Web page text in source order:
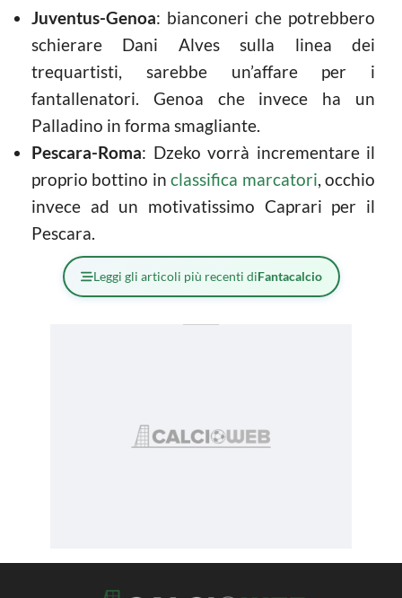
Juventus-Genoa: bianconeri che potrebbero
schierare Dani Alves sulla linea dei
trequartisti, sarebbe un’affare per i
fantallenatori. Genoa che invece ha un
Palladino in forma smagliante.
Pescara-Roma: Dzeko vorrà incrementare il
proprio bottino inclassifica marcatori, occhio
invece ad un motivatissimo Caprari per il
Pescara.
Leggi gli articoli più recenti diFantacalcio